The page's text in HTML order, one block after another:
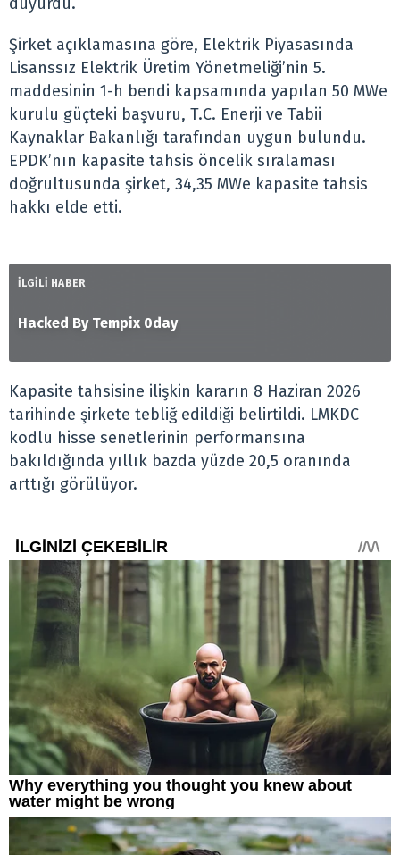
Şirket açıklamasına göre, Elektrik Piyasasında
Lisanssız Elektrik Üretim Yönetmeliği’nin 5.
maddesinin 1-h bendi kapsamında yapılan 50 MWe
kurulu güçteki başvuru, T.C. Enerji ve Tabii
Kaynaklar Bakanlığı tarafından uygun bulundu.
EPDK’nın kapasite tahsis öncelik sıralaması
doğrultusunda şirket, 34,35 MWe kapasite tahsis
hakkı elde etti.
İLGİLİ HABER
Hacked By Tempix 0day
Kapasite tahsisine ilişkin kararın 8 Haziran 2026
tarihinde şirkete tebliğ edildiği belirtildi. LMKDC
kodlu hisse senetlerinin performansına
bakıldığında yıllık bazda yüzde 20,5 oranında
arttığı görülüyor.